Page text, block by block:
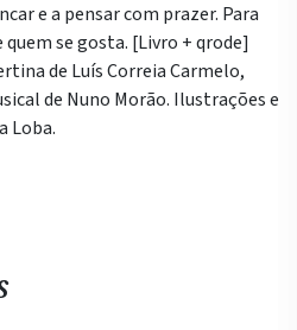
e a pensar com prazer. Para
se gosta. [Livro + qrode]
de Luís Correia Carmelo,
de Nuno Morão. Ilustrações e
Loba.